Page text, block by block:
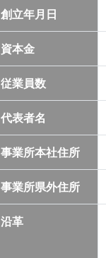
創立年月日
資本金
従業員数
代表者名
事業所本社住所
事業所県外住所
沿革